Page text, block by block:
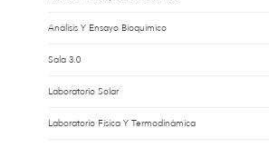
Análisis Y Ensayo Bioquímico
Sala 3.0
Laboratorio Solar
Laboratorio Física Y Termodinámica